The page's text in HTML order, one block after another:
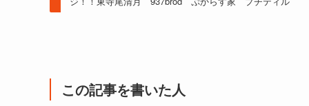
この記事を書いた人